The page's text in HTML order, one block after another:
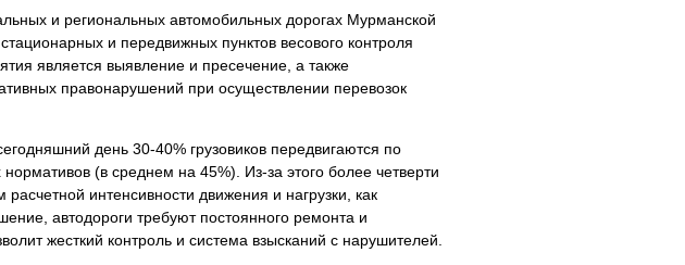
и региональных автомобильных дорогах Мурманской
и передвижных пунктов весового контроля
является выявление и пресечение, а также
правонарушений при осуществлении перевозок
день 30-40% грузовиков передвигаются по
(в среднем на 45%). Из-за этого более четверти
интенсивности движения и нагрузки, как
автодороги требуют постоянного ремонта и
жесткий контроль и система взысканий с нарушителей.